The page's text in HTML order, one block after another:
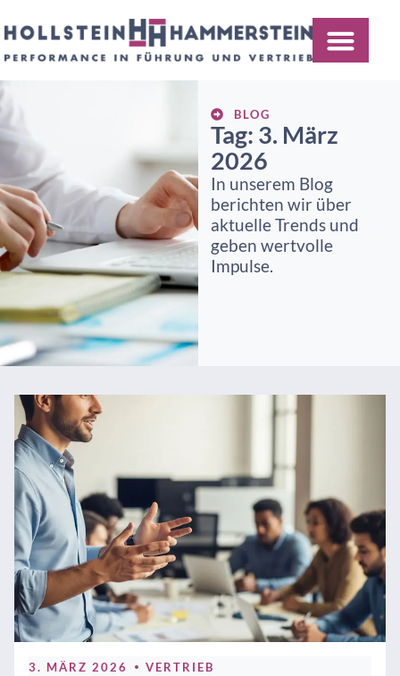
BLOG
Tag: 3. März
2026
In unserem Blog
berichten wir über
aktuelle Trends und
geben wertvolle
Impulse.
3. MÄRZ 2026 VERTRIEB